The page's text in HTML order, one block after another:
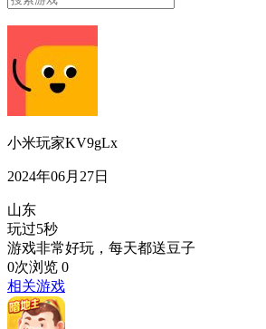
小米玩家KV9gLx
2024年06月27日
山东
玩过5秒
游戏非常好玩，每天都送豆子
0次浏览 0
相关游戏